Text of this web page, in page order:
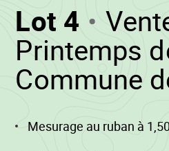
Lot 4(RW/
-
Printemps
Commune
Mesurage au ruban à